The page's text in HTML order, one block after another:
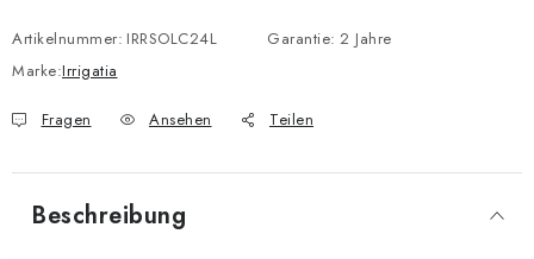
Artikelnummer: IRRSOLC24L
Marke:Irrigatia
Garantie: 2 Jahre
Fragen Ansehen Teilen
Beschreibung